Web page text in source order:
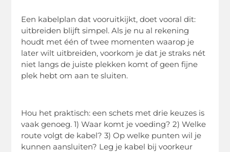
Een kabelplan dat vooruitkijkt, doet vooral dit:
uitbreiden blijft simpel. Als je nu al rekening
houdt met één of twee momenten waarop je
later wilt uitbreiden, voorkom je dat je straks nét
niet langs de juiste plekken komt of geen fijne
plek hebt om aan te sluiten.
Hou het praktisch: een schets met drie keuzes is
vaak genoeg. 1) Waar komt je voeding? 2) Welke
route volgt de kabel? 3) Op welke punten wil je
kunnen aansluiten? Leg je kabel bij voorkeur